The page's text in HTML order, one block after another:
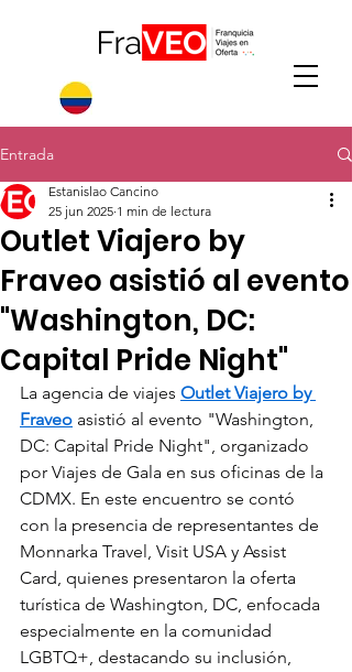
Entrada
Outlet Viajero by
Fraveo asistió al evento
"Washington, DC:
Capital Pride Night"
Estanislao Cancino
25 jun 2025 1 min de lectura
La agencia de viajes Outlet Viajero by
Fraveo asistió al evento "Washington,
DC: Capital Pride Night", organizado
por Viajes de Gala en sus oficinas de la
CDMX. En este encuentro se contó
con la presencia de representantes de
Monnarka Travel, Visit USA y Assist
Card, quienes presentaron la oferta
turística de Washington, DC, enfocada
especialmente en la comunidad
LGBTQ+, destacando su inclusión,